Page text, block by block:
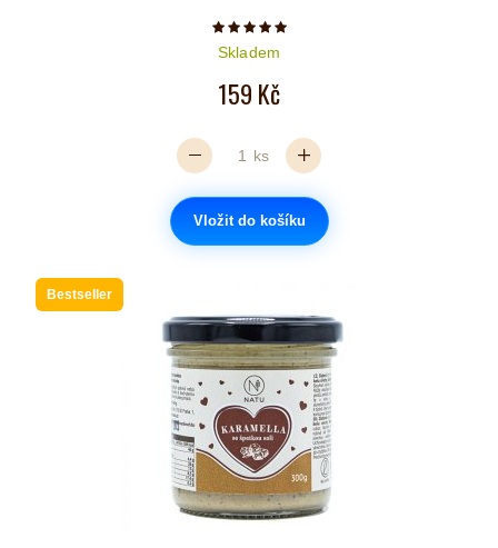
Počet hvězdiček je 5 z 5
Skladem
159 Kč
ks
Vložit do košíku
Bestseller